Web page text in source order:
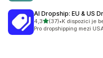
AI Dropship: EU & US
4,3z 5 hvězd
(37)
Celkový počet recenzí: 37
•K dispozici je
Pro dropshipping mezi